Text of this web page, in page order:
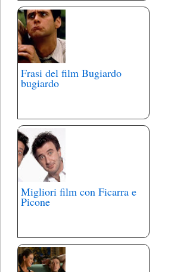
Frasi del film Bugiardo
bugiardo
Migliori film con Ficarra e
Picone